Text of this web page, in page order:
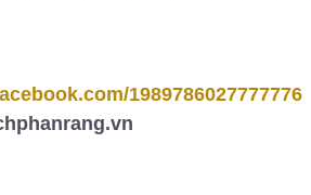
1989786027777776